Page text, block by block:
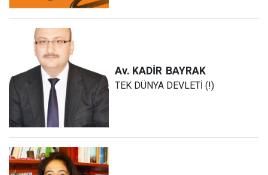
Av. KADİR BAYRAK
TEK DÜNYA DEVLETİ (!)